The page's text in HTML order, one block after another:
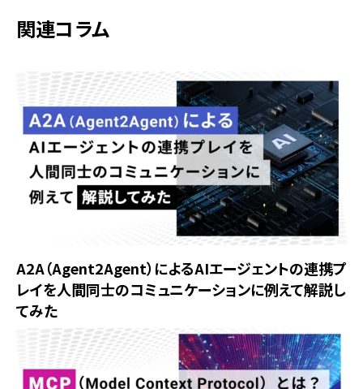
関連コラム
A2A（Agent2Agent）によるAIエージェントの連携プ
レイを人間同士のコミュニケーションに例えて解説し
てみた